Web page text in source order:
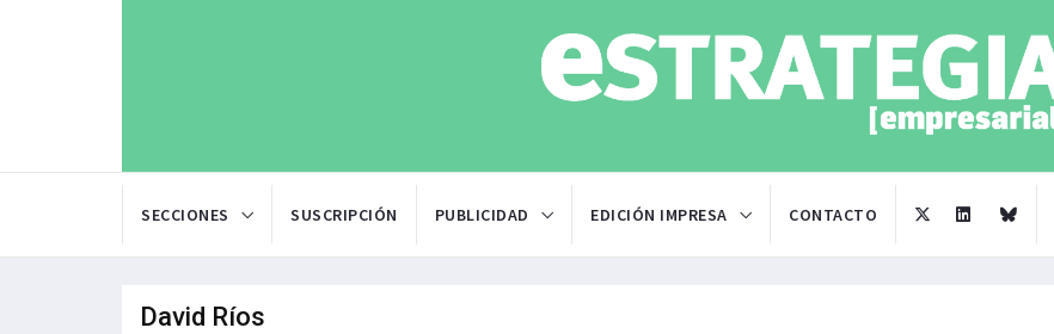
SECCIONES SUSCRIPCIÓN PUBLICIDAD EDICIÓN IMPRESA CONTACTO
David Ríos